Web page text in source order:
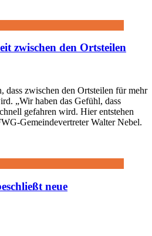
zwischen den Ortsteilen
dass zwischen den Ortsteilen für mehr
„Wir haben das Gefühl, dass
gefahren wird. Hier entstehen
Gemeindevertreter Walter Nebel.
neue